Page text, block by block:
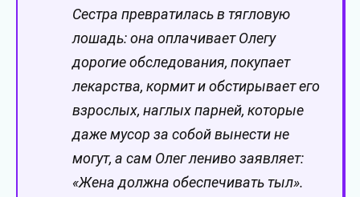
Сестра превратилась в тягловую
лошадь: она оплачивает Олегу
дорогие обследования, покупает
лекарства, кормит и обстирывает его
взрослых, наглых парней, которые
даже мусор за собой вынести не
могут, а сам Олег лениво заявляет:
«Жена должна обеспечивать тыл».